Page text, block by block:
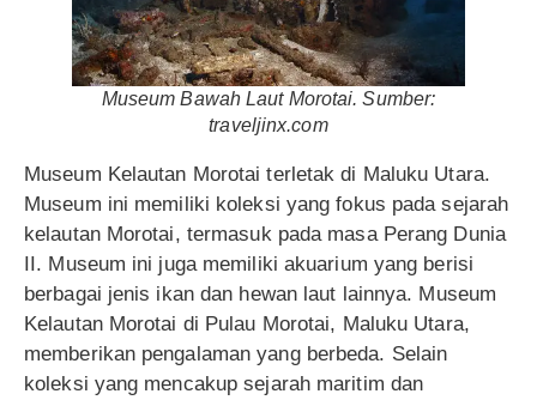
Museum Bawah Laut Morotai. Sumber:
traveljinx.com
Museum Kelautan Morotai terletak di Maluku Utara.
Museum ini memiliki koleksi yang fokus pada sejarah
kelautan Morotai, termasuk pada masa Perang Dunia
II. Museum ini juga memiliki akuarium yang berisi
berbagai jenis ikan dan hewan laut lainnya. Museum
Kelautan Morotai di Pulau Morotai, Maluku Utara,
memberikan pengalaman yang berbeda. Selain
koleksi yang mencakup sejarah maritim dan